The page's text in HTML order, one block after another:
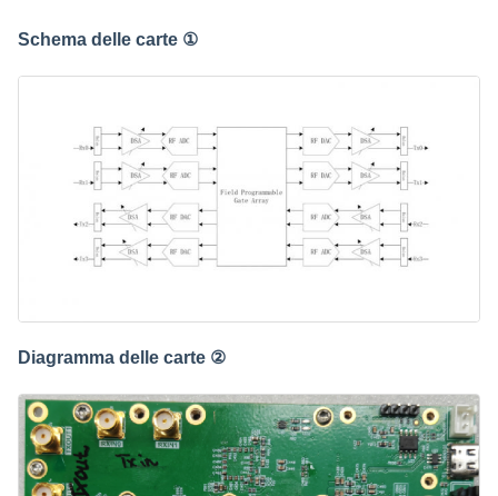
Schema delle carte ①
Diagramma delle carte ②